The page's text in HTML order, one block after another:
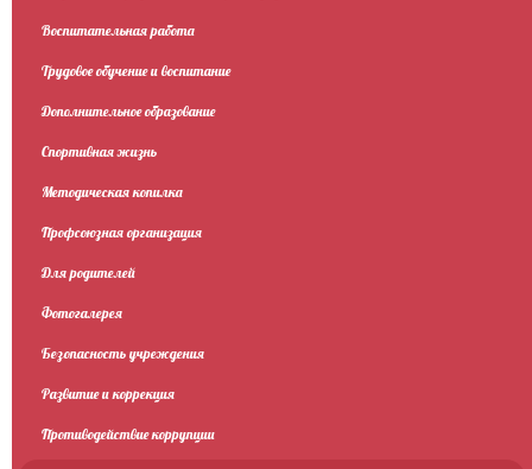
Воспитательная работа
Трудовое обучение и воспитание
Дополнительное образование
Спортивная жизнь
Методическая копилка
Профсоюзная организация
Для родителей
Фотогалерея
Безопасность учреждения
Развитие и коррекция
Противодействие коррупции